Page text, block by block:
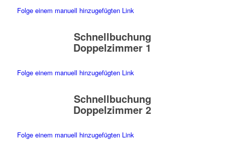
Folge einem manuell hinzugefügten Link
Schnellbuchung
Doppelzimmer 1
Folge einem manuell hinzugefügten Link
Schnellbuchung
Doppelzimmer 2
Folge einem manuell hinzugefügten Link